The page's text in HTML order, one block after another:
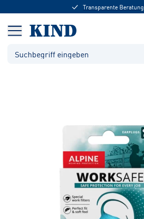
Transparente Beratung